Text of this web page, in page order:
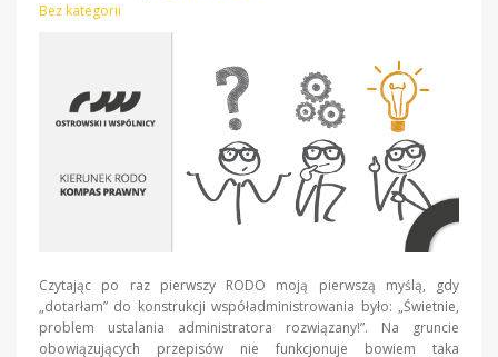
Bez kategorii
Czytając po raz pierwszy RODO moją pierwszą myślą, gdy
„dotarłam” do konstrukcji współadministrowania było: „Świetnie,
problem ustalania administratora rozwiązany!”. Na gruncie
obowiązujących przepisów nie funkcjonuje bowiem taka